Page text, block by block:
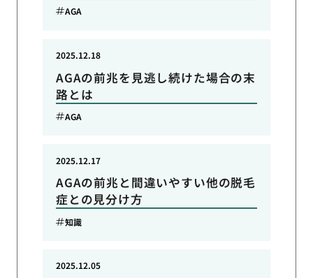
AGA
AGAの前兆を見逃し続けた場合の末
路とは
2025.12.18
AGA
AGAの前兆と間違いやすい他の脱毛
症との見分け方
2025.12.17
知識
2025.12.05